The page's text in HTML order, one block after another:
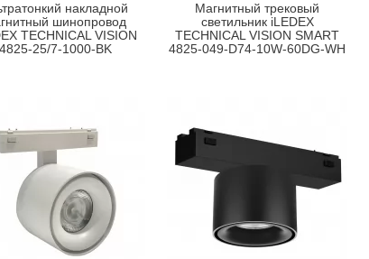
накладной
шинопровод
TECHNICAL VISION
4825-25/7-1000-BK
Магнитный трековый
светильник iLEDEX
TECHNICAL VISION SMART
4825-049-D74-10W-60DG-WH